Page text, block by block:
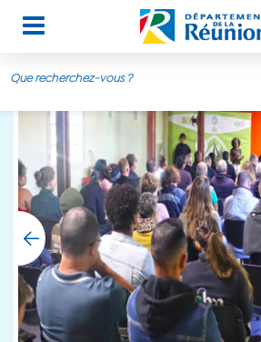
Aller au contenu principal